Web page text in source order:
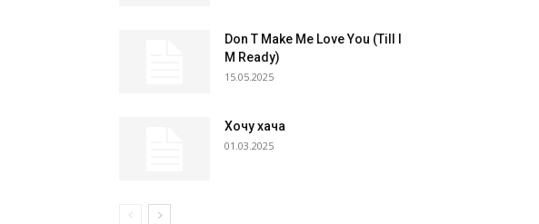
Don T Make Me Love You (Till I
M Ready)
15.05.2025
Хочу хача
01.03.2025